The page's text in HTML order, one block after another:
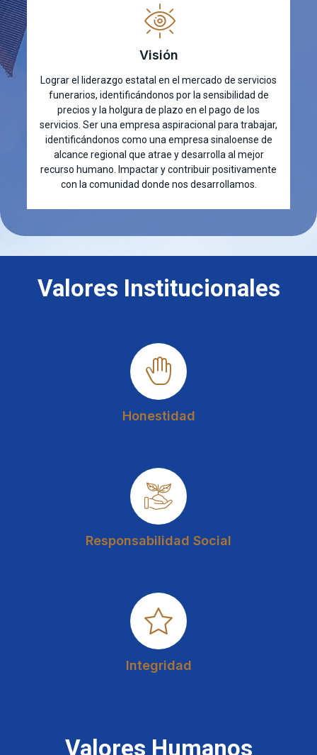
Visión
Lograr el liderazgo estatal en el mercado de servicios
funerarios, identificándonos por la sensibilidad de
precios y la holgura de plazo en el pago de los
servicios. Ser una empresa aspiracional para trabajar,
identificándonos como una empresa sinaloense de
alcance regional que atrae y desarrolla al mejor
recurso humano. Impactar y contribuir positivamente
con la comunidad donde nos desarrollamos.
Valores Institucionales
Honestidad
Responsabilidad Social
Integridad
Valores Humanos